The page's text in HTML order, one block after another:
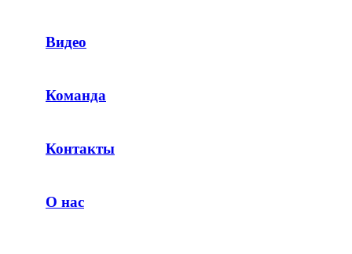
Видео
Команда
Контакты
О нас